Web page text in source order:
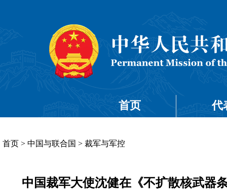
首页 代
首页 > 中国与联合国 > 裁军与军控
中国裁军大使沈健在《不扩散核武器